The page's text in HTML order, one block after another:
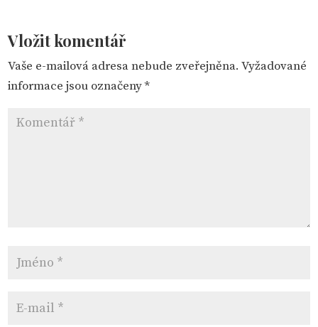
Vložit komentář
Vaše e-mailová adresa nebude zveřejněna. Vyžadované
informace jsou označeny*